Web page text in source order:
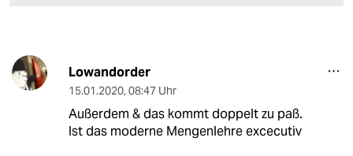
Lowandorder
15.01.2020, 08:47 Uhr
Außerdem & das kommt doppelt zu paß.
Ist das moderne Mengenlehre excecutiv